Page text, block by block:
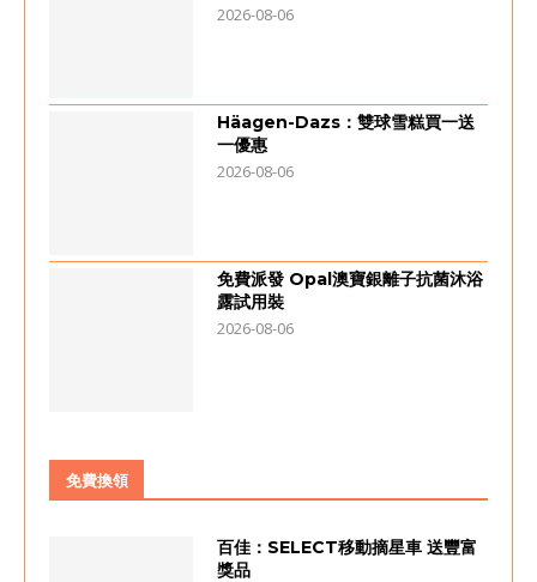
2026-08-06
Häagen-Dazs：雙球雪糕買一送
一優惠
2026-08-06
免費派發 Opal澳寶銀離子抗菌沐浴
露試用裝
2026-08-06
免費換領
百佳：SELECT移動摘星車 送豐富
獎品